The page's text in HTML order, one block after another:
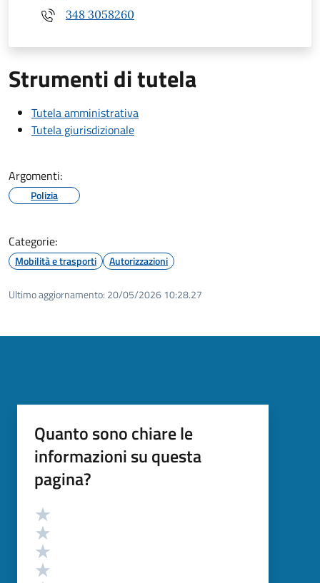
348 3058260
Strumenti di tutela
Tutela amministrativa
Tutela giurisdizionale
Argomenti:
Polizia
Categorie:
Mobilità e trasporti Autorizzazioni
Ultimo aggiornamento: 20/05/2026 10:28.27
Quanto sono chiare le
informazioni su questa
pagina?
Valutazione